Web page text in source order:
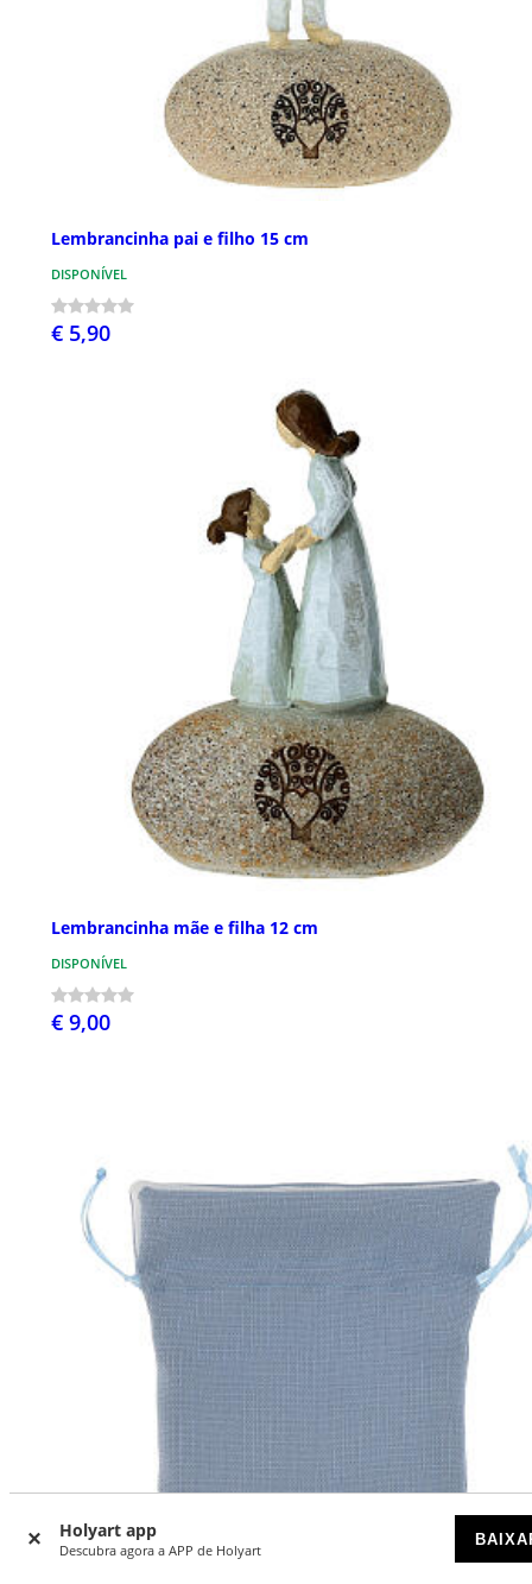
Holyart app
Descubra agora a APP de Holyart
Lembrancinha pai e filho 15 cm
DISPONÍVEL
€ 5,90
Lembrancinha mãe e filha 12 cm
DISPONÍVEL
€ 9,00